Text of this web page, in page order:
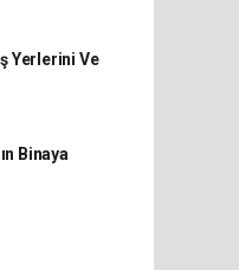
Yerlerini Ve
Binaya